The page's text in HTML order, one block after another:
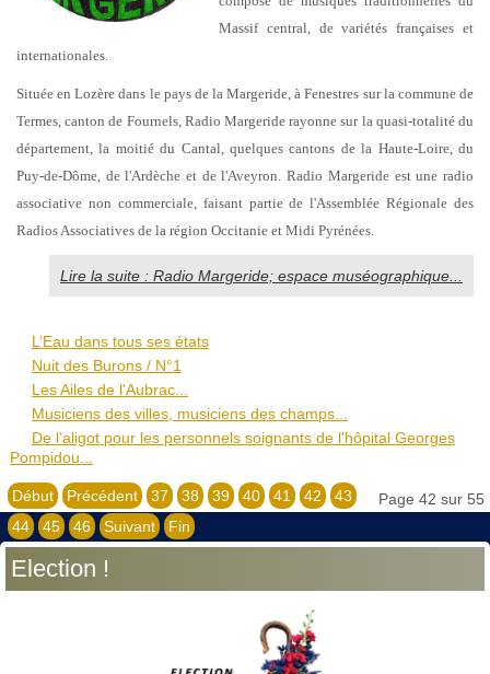
Massif central, de variétés françaises et
internationales.
Située en Lozère dans le pays de la Margeride, à Fenestres sur la commune de
Termes, canton de Fournels, Radio Margeride rayonne sur la quasi-totalité du
département, la moitié du Cantal, quelques cantons de la Haute-Loire, du
Puy-de-Dôme, de l'Ardèche et de l'Aveyron. Radio Margeride est une radio
associative non commerciale, faisant partie de l'Assemblée Régionale des
Radios Associatives de la région Occitanie et Midi Pyrénées.
Lire la suite : Radio Margeride; espace muséographique...
L’Eau dans tous ses états
Nuit des Burons / N°1
Les Ailes de l'Aubrac...
Musiciens des villes, musiciens des champs...
De l’aligot pour les personnels soignants de l’hôpital Georges
Pompidou...
Page 42 sur 55
Début Précédent 37 38 39 40 41 42
43
44
45 46 Suivant Fin
Election !